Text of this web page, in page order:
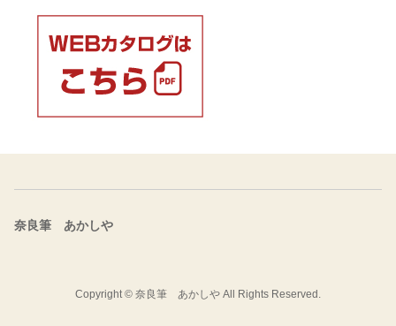
奈良筆 あかしや
Copyright © 奈良筆 あかしや All Rights Reserved.